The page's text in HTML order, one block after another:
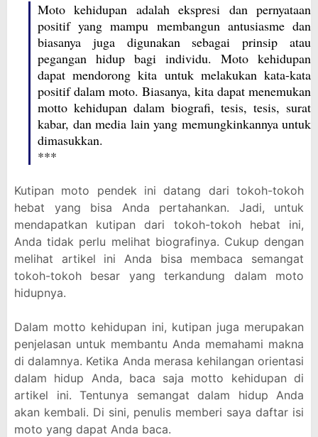
Moto kehidupan adalah ekspresi dan pernyataan
positif yang mampu membangun antusiasme dan
biasanya juga digunakan sebagai prinsip atau
pegangan hidup bagi individu. Moto kehidupan
dapat mendorong kita untuk melakukan kata-kata
positif dalam moto. Biasanya, kita dapat menemukan
motto kehidupan dalam biografi, tesis, tesis, surat
kabar, dan media lain yang memungkinkannya untuk
dimasukkan.
***
Kutipan moto pendek ini datang dari tokoh-tokoh
hebat yang bisa Anda pertahankan. Jadi, untuk
mendapatkan kutipan dari tokoh-tokoh hebat ini,
Anda tidak perlu melihat biografinya. Cukup dengan
melihat artikel ini Anda bisa membaca semangat
tokoh-tokoh besar yang terkandung dalam moto
hidupnya.
Dalam motto kehidupan ini, kutipan juga merupakan
penjelasan untuk membantu Anda memahami makna
di dalamnya. Ketika Anda merasa kehilangan orientasi
dalam hidup Anda, baca saja motto kehidupan di
artikel ini. Tentunya semangat dalam hidup Anda
akan kembali. Di sini, penulis memberi saya daftar isi
moto yang dapat Anda baca.